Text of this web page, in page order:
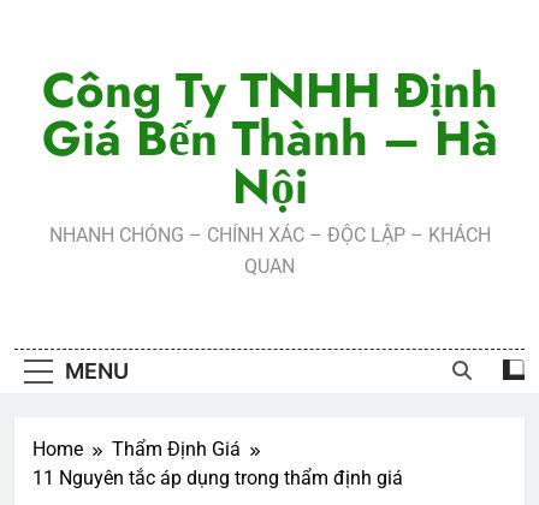
contentCông Ty TNHH Định
Giá Bến Thành – Hà
Nội
NHANH CHÓNG – CHÍNH XÁC – ĐỘC LẬP – KHÁCH
QUAN
MENU
Home
Thẩm Định Giá
11 Nguyên tắc áp dụng trong thẩm định giá